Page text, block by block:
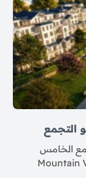
التجمع
الخامس